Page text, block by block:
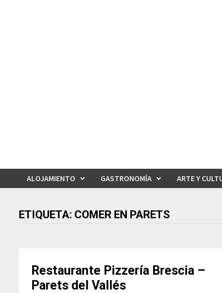
ALOJAMIENTO GASTRONOMÍA ARTE Y
ETIQUETA: COMER EN PARETS
Restaurante Pizzería Brescia –
Parets del Vallés